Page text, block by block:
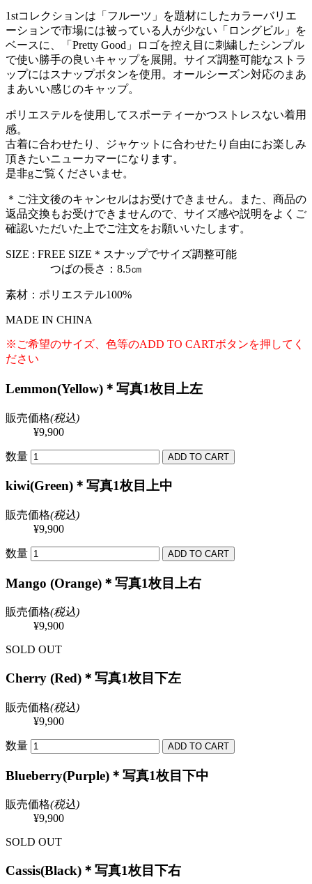
1stコレクションは「フルーツ」を題材にしたカラーバリエ
ーションで市場には被っている人が少ない「ロングビル」を
ベースに、「Pretty Good」ロゴを控え目に刺繍したシンプル
で使い勝手の良いキャップを展開。サイズ調整可能なストラ
ップにはスナップボタンを使用。オールシーズン対応のまあ
まあいい感じのキャップ。
ポリエステルを使用してスポーティーかつストレスない着用
感。
古着に合わせたり、ジャケットに合わせたり自由にお楽しみ
頂きたいニューカマーになります。
是非gご覧くださいませ。
＊ご注文後のキャンセルはお受けできません。また、商品の
返品交換もお受けできませんので、サイズ感や説明をよくご
確認いただいた上でご注文をお願いいたします。
SIZE : FREE SIZE＊スナップでサイズ調整可能
つばの長さ：8.5㎝
素材：ポリエステル100%
MADE IN CHINA
※ご希望のサイズ、色等のADD TO CARTボタンを押してく
ださい
Lemmon(Yellow)＊写真1枚目上左
販売価格(税込)
¥9,900
数量
kiwi(Green)＊写真1枚目上中
販売価格(税込)
¥9,900
数量
Mango (Orange)＊写真1枚目上右
販売価格(税込)
¥9,900
SOLD OUT
Cherry (Red)＊写真1枚目下左
販売価格(税込)
¥9,900
数量
Blueberry(Purple)＊写真1枚目下中
販売価格(税込)
¥9,900
SOLD OUT
Cassis(Black)＊写真1枚目下右